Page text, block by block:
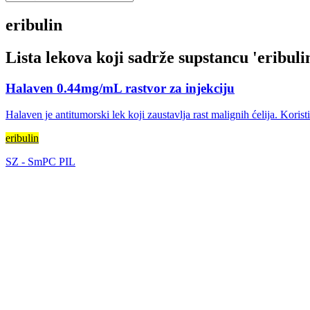
eribulin
Lista lekova koji sadrže supstancu '
Halaven 0.44mg/mL rastvor za injekciju
Halaven je antitumorski lek koji zaustavlja rast malignih ćelija.
eribulin
SZ - SmPC PIL